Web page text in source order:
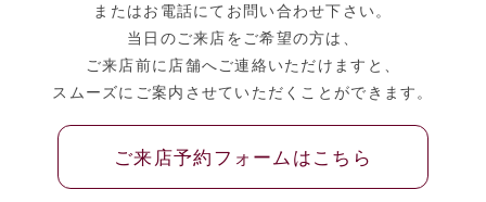
またはお電話にてお問い合わせ下さい。
当日のご来店をご希望の方は、
ご来店前に店舗へご連絡いただけますと、
スムーズにご案内させていただくことができます。
ご来店予約フォームはこちら